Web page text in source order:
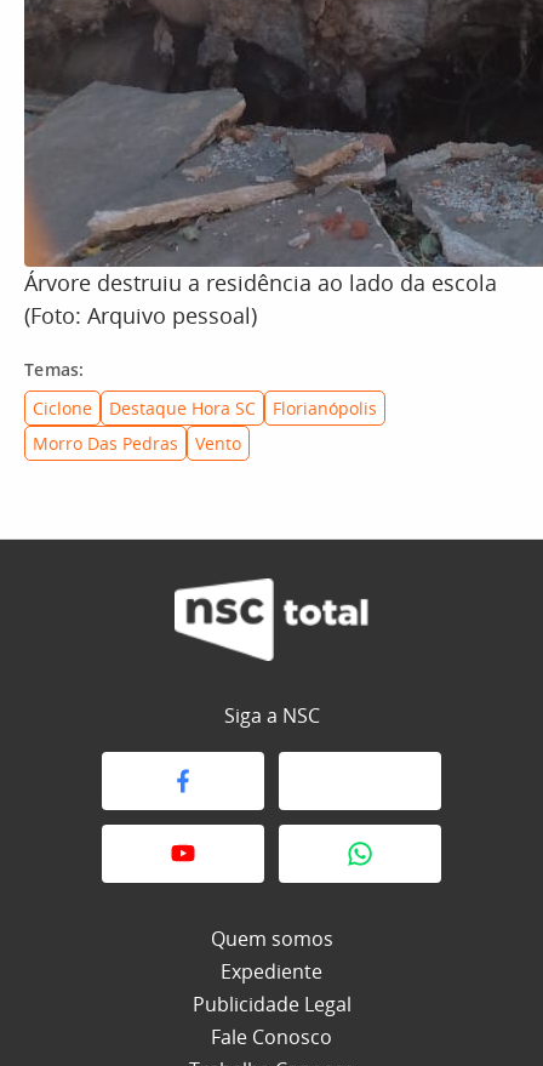
Árvore destruiu a residência ao lado da escola
(Foto: Arquivo pessoal)
Temas:
Ciclone
Destaque Hora SC
Florianópolis
Morro Das Pedras
Vento
Siga a NSC
Quem somos
Expediente
Publicidade Legal
Fale Conosco